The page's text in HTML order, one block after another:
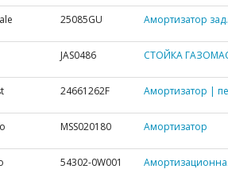
25085GU Амортизатор
JAS0486 СТОЙКА
24661262F Амортизатор |
MSS020180 Амортизатор
54302-0W001